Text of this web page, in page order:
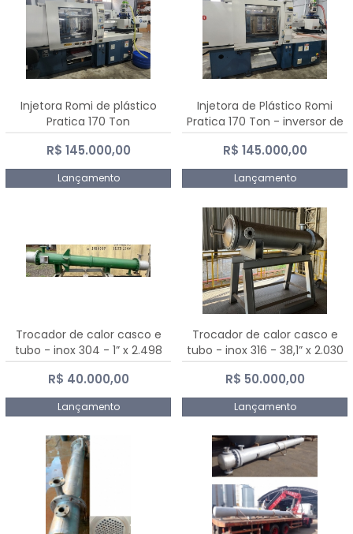
Injetora Romi de plástico
Pratica 170 Ton
R$ 145.000,00
Lançamento
Injetora de Plástico Romi
Pratica 170 Ton - inversor de
frequência NR 12
R$ 145.000,00
Lançamento
Trocador de calor casco e
tubo - inox 304 - 1” x 2.498
mm
R$ 40.000,00
Lançamento
Trocador de calor casco e
tubo - inox 316 - 38,1” x 2.030
mm
R$ 50.000,00
Lançamento